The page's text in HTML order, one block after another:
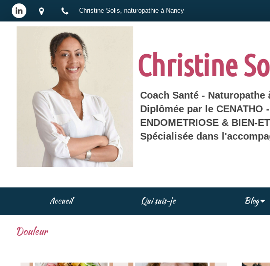
Christine Solis, naturopathie à Nancy
Christine
Coach Santé - Naturopathe
Diplômée par le
ENDOMETRIOSE & BIEN-
Spécialisée dans
Accueil Qui suis-je Blog
Douleur